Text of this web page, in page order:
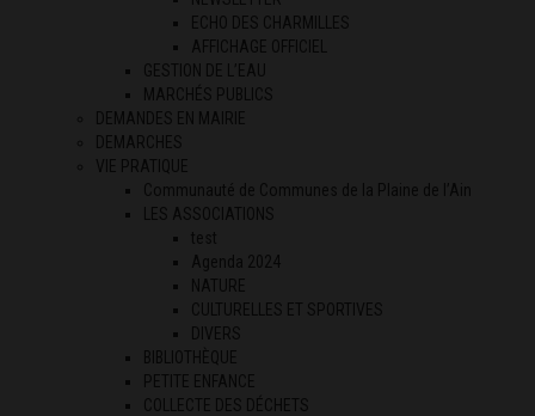
ECHO DES CHARMILLES
AFFICHAGE OFFICIEL
GESTION DE L’EAU
MARCHÉS PUBLICS
DEMANDES EN MAIRIE
DEMARCHES
VIE PRATIQUE
Communauté de Communes de la Plaine de l’Ain
LES ASSOCIATIONS
test
Agenda 2024
NATURE
CULTURELLES ET SPORTIVES
DIVERS
BIBLIOTHÈQUE
PETITE ENFANCE
COLLECTE DES DÉCHETS